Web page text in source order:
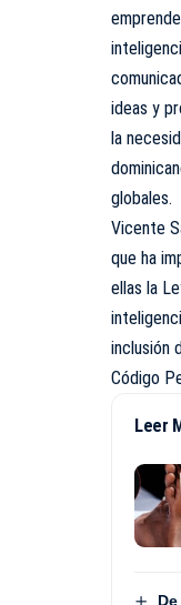
ideas y
la
globales.
Vicente
que ha
ellas la
inclusión
Código
Leer